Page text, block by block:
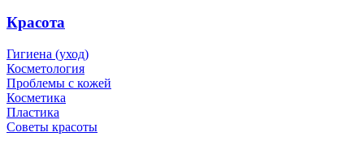
Красота
Гигиена (уход)
Косметология
Проблемы с кожей
Косметика
Пластика
Советы красоты